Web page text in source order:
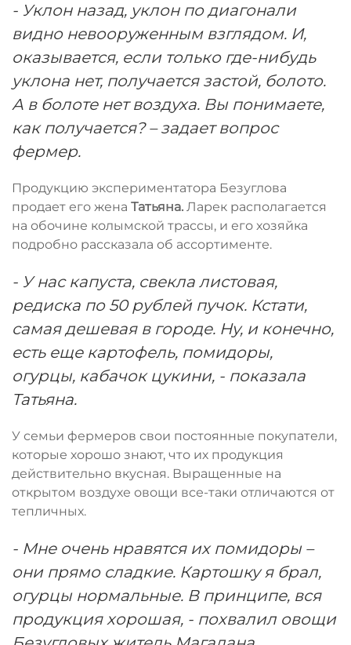
- Уклон назад, уклон по диагонали
видно невооруженным взглядом. И,
оказывается, если только где-нибудь
уклона нет, получается застой, болото.
А в болоте нет воздуха. Вы понимаете,
как получается? – задает вопрос
фермер.
Продукцию экспериментатора Безуглова
продает его жена Татьяна. Ларек располагается
на обочине колымской трассы, и его хозяйка
подробно рассказала об ассортименте.
- У нас капуста, свекла листовая,
редиска по 50 рублей пучок. Кстати,
самая дешевая в городе. Ну, и конечно,
есть еще картофель, помидоры,
огурцы, кабачок цукини, - показала
Татьяна.
У семьи фермеров свои постоянные покупатели,
которые хорошо знают, что их продукция
действительно вкусная. Выращенные на
открытом воздухе овощи все-таки отличаются от
тепличных.
- Мне очень нравятся их помидоры –
они прямо сладкие. Картошку я брал,
огурцы нормальные. В принципе, вся
продукция хорошая, - похвалил овощи